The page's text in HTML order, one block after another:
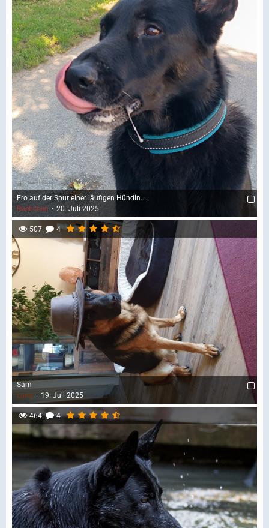
Ero auf der Spur einer läufigen Hündin...
Ruebchen
20. Juli 2025
507 4
Sam
Luna
19. Juli 2025
464 4